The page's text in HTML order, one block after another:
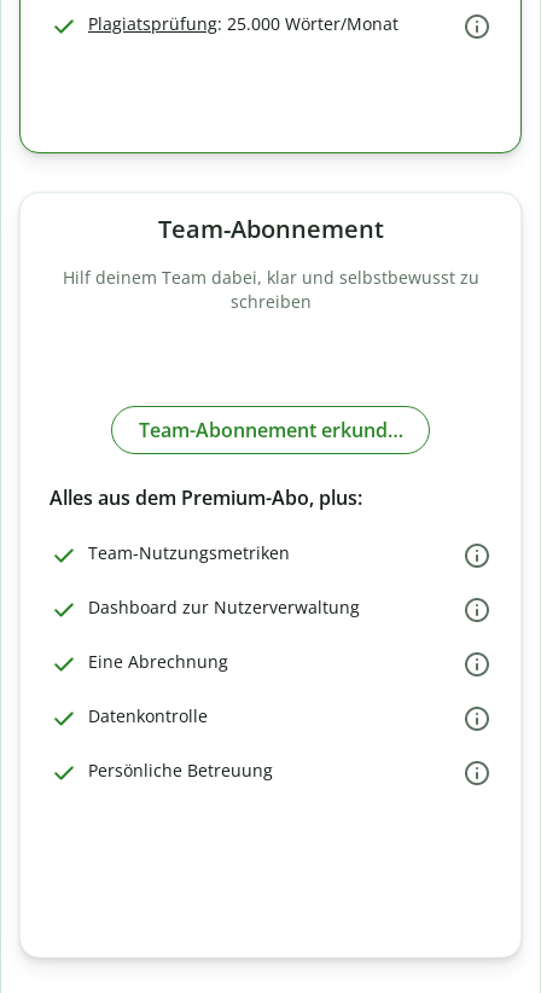
Plagiatsprüfung: 25.000 Wörter/Monat
Team-Abonnement
Hilf deinem Team dabei, klar und selbstbewusst zu
schreiben
Team-Abonnement erkunden
Alles aus dem Premium-Abo, plus:
Team-Nutzungsmetriken
Dashboard zur Nutzerverwaltung
Eine Abrechnung
Datenkontrolle
Persönliche Betreuung